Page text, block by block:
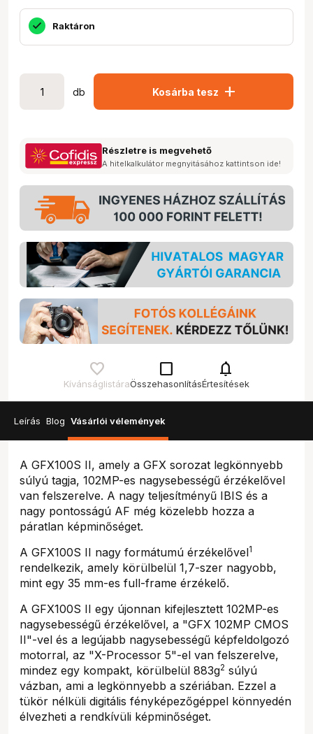
Raktáron
db Kosárba tesz add
Részletre is megvehető
A hitelkalkulátor megnyitásához kattintson ide!
Kívánságlistára
check_box_outline_blank
Összehasonlítás
notifications
Értesítések
Leírás Blog Vásárlói vélemények
A GFX100S II, amely a GFX sorozat legkönnyebb
súlyú tagja, 102MP-es nagysebességű érzékelővel
van felszerelve. A nagy teljesítményű IBIS és a
nagy pontosságú AF még közelebb hozza a
páratlan képminőséget.
A GFX100S II nagy formátumú érzékelővel1
rendelkezik, amely körülbelül 1,7-szer nagyobb,
mint egy 35 mm-es full-frame érzékelő.
A GFX100S II egy újonnan kifejlesztett 102MP-es
nagysebességű érzékelővel, a "GFX 102MP CMOS
II"-vel és a legújabb nagysebességű képfeldolgozó
motorral, az "X-Processor 5"-el van felszerelve,
mindez egy kompakt, körülbelül 883g2 súlyú
vázban, ami a legkönnyebb a szériában. Ezzel a
tükör nélküli digitális fényképezőgéppel könnyedén
élvezheti a rendkívüli képminőséget.